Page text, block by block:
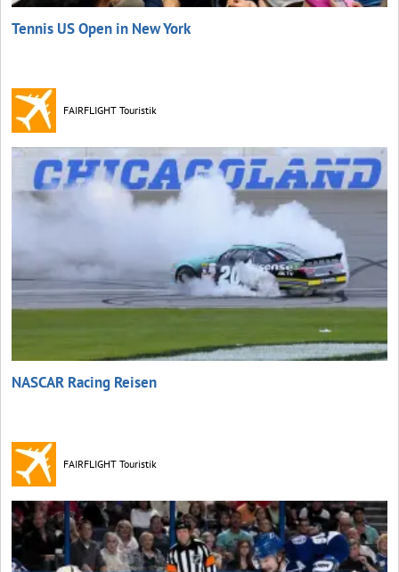
Tennis US Open in New York
FAIRFLIGHT Touristik
NASCAR Racing Reisen
FAIRFLIGHT Touristik